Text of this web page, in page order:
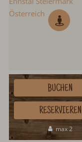
max 2
BUCHEN
RESERVIEREN